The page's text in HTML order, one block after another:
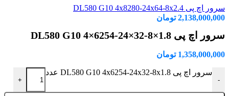
سرور اچ پی DL580 G10 4x8280-24x64-8x2.4
2,138,000,000 تومان
سرور اچ پی DL580 G10 4×6254-24×32-8×1.8
1,358,000,000 تومان
-
سرور اچ پی DL580 G10 4x6254-24x32-8x1.8 عدد
+